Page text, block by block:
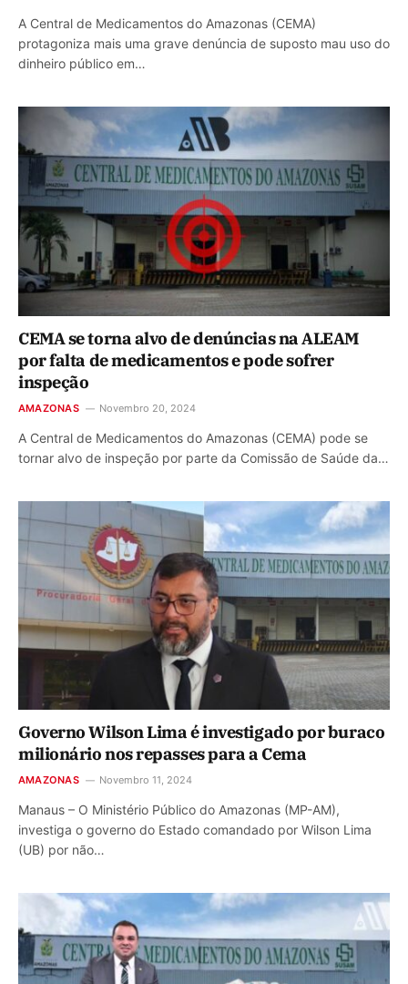
A Central de Medicamentos do Amazonas (CEMA)
protagoniza mais uma grave denúncia de suposto mau uso do
dinheiro público em…
CEMA se torna alvo de denúncias na ALEAM
por falta de medicamentos e pode sofrer
inspeção
AMAZONAS Novembro 20, 2024
A Central de Medicamentos do Amazonas (CEMA) pode se
tornar alvo de inspeção por parte da Comissão de Saúde da…
Governo Wilson Lima é investigado por buraco
milionário nos repasses para a Cema
AMAZONAS Novembro 11, 2024
Manaus – O Ministério Público do Amazonas (MP-AM),
investiga o governo do Estado comandado por Wilson Lima
(UB) por não…